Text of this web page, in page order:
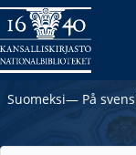
Suomeksi― På